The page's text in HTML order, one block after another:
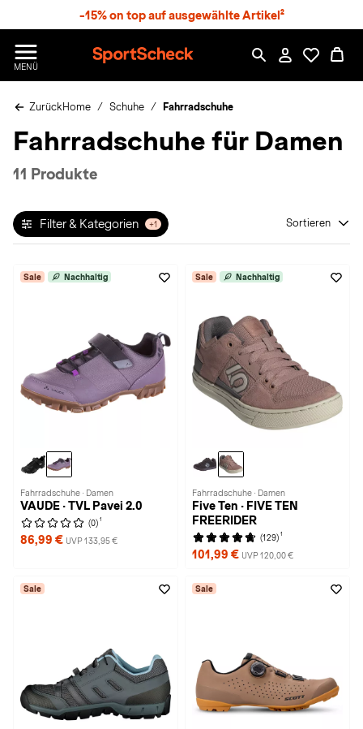
-15% on top auf ausgewählte Artikel²
MENÜ
p
r
S
h
k
ZurückHome Schuhe Fahrradschuhe
Fahrradschuhe für Damen
11 Produkte
Filter & Kategorien +1 Sortieren
Sale Nachhaltig
Fahrradschuhe · Damen
VAUDE · TVL Pavei 2.0
(0) 1
86,99 € UVP 133,95 €
Sale Nachhaltig
Fahrradschuhe · Damen
Five Ten · FIVE TEN
FREERIDER
(129) 1
101,99 € UVP 120,00 €
Sale Sale